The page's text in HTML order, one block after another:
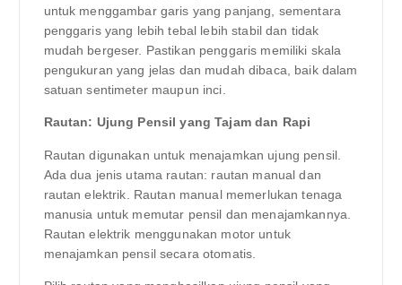
untuk menggambar garis yang panjang, sementara
penggaris yang lebih tebal lebih stabil dan tidak
mudah bergeser. Pastikan penggaris memiliki skala
pengukuran yang jelas dan mudah dibaca, baik dalam
satuan sentimeter maupun inci.
Rautan: Ujung Pensil yang Tajam dan Rapi
Rautan digunakan untuk menajamkan ujung pensil.
Ada dua jenis utama rautan: rautan manual dan
rautan elektrik. Rautan manual memerlukan tenaga
manusia untuk memutar pensil dan menajamkannya.
Rautan elektrik menggunakan motor untuk
menajamkan pensil secara otomatis.